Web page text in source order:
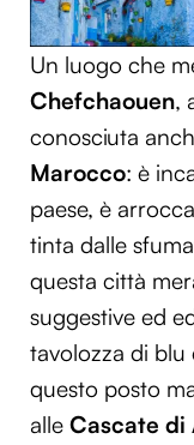
Un luogo che
Chefchaouen,
conosciuta
Marocco: è
paese, è
tinta dalle
questa città
suggestive ed
tavolozza di blu
questo posto
alle Cascate di